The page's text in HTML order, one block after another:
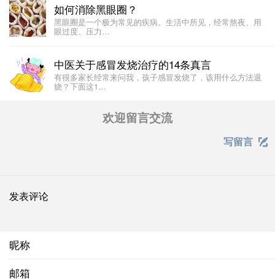
如何消除黑眼圈？
黑眼圈是一个极为常见的疾病。生活中所见，经常熬夜、用
眼过度、压力…
中医关于感冒发烧治疗的14条真言
有很多家长经常来问我，孩子感冒发烧了，该用什么方法退
烧？下面这1…
欢迎留言交流
写留言 
发表评论
昵称
邮箱